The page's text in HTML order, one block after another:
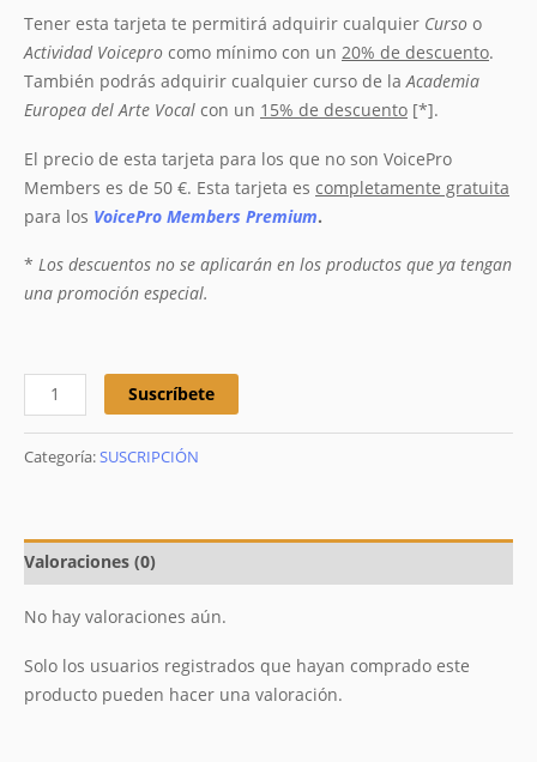
Tener esta tarjeta te permitirá adquirir cualquier Curso o
Actividad Voicepro como mínimo con un 20% de descuento.
También podrás adquirir cualquier curso de laAcademia
Europea del Arte Vocal con un 15% de descuento [*].
El precio de esta tarjeta para los que no son VoicePro
Members es de 50 €. Esta tarjeta es completamente gratuita
para los VoicePro Members Premium.
* Los descuentos no se aplicarán en los productos que ya tengan
una promoción especial.
Suscríbete
Categoría:SUSCRIPCIÓN
Valoraciones (0)
No hay valoraciones aún.
Solo los usuarios registrados que hayan comprado este
producto pueden hacer una valoración.